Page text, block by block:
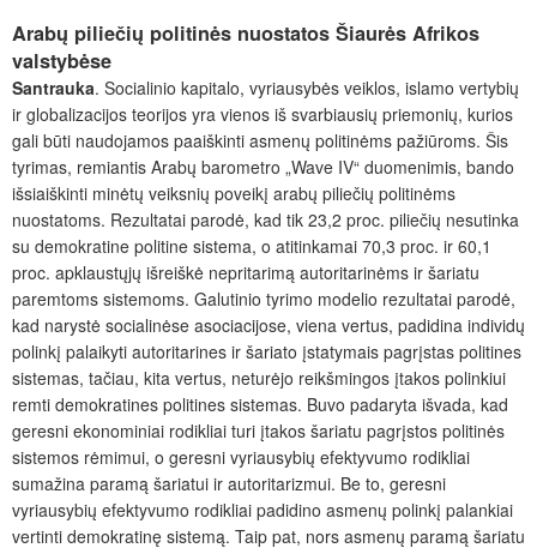
Arabų piliečių politinės nuostatos Šiaurės Afrikos
valstybėse
Santrauka. Socialinio kapitalo, vyriausybės veiklos, islamo vertybių
ir globalizacijos teorijos yra vienos iš svarbiausių priemonių, kurios
gali būti naudojamos paaiškinti asmenų politinėms pažiūroms. Šis
tyrimas, remiantis Arabų barometro „Wave IV“ duomenimis, bando
išsiaiškinti minėtų veiksnių poveikį arabų piliečių politinėms
nuostatoms. Rezultatai parodė, kad tik 23,2 proc. piliečių nesutinka
su demokratine politine sistema, o atitinkamai 70,3 proc. ir 60,1
proc. apklaustųjų išreiškė nepritarimą autoritarinėms ir šariatu
paremtoms sistemoms. Galutinio tyrimo modelio rezultatai parodė,
kad narystė socialinėse asociacijose, viena vertus, padidina individų
polinkį palaikyti autoritarines ir šariato įstatymais pagrįstas politines
sistemas, tačiau, kita vertus, neturėjo reikšmingos įtakos polinkiui
remti demokratines politines sistemas. Buvo padaryta išvada, kad
geresni ekonominiai rodikliai turi įtakos šariatu pagrįstos politinės
sistemos rėmimui, o geresni vyriausybių efektyvumo rodikliai
sumažina paramą šariatui ir autoritarizmui. Be to, geresni
vyriausybių efektyvumo rodikliai padidino asmenų polinkį palankiai
vertinti demokratinę sistemą. Taip pat, nors asmenų paramą šariatu